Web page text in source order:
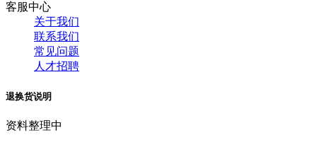
客服中心
关于我们
联系我们
常见问题
人才招聘
退换货说明
资料整理中